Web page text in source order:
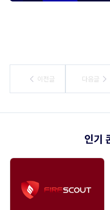
이전글
이전글 다음글
다음글
인기